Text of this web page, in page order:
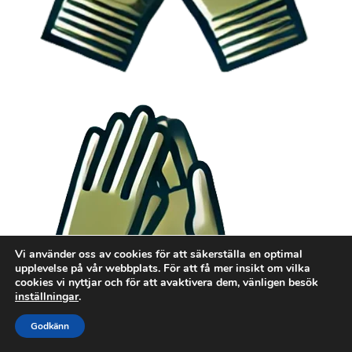
Vi använder oss av cookies för att säkerställa en optimal
upplevelse på vår webbplats. För att få mer insikt om vilka
cookies vi nyttjar och för att avaktivera dem, vänligen besök
inställningar.
Godkänn